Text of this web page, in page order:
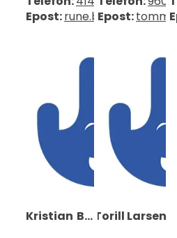
Epost:
Epost:
Kristian
Bjåland Torill Larsen